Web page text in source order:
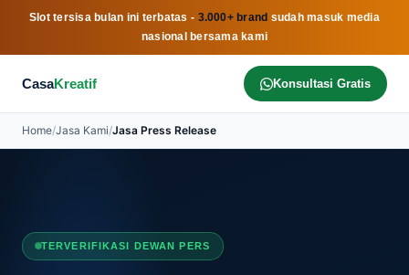
Slot tersisa bulan ini terbatas - 3.000+ brand sudah masuk media
nasional bersama kami
CasaKreatif Konsultasi Gratis
Home/Jasa Kami/Jasa Press Release
TERVERIFIKASI DEWAN PERS